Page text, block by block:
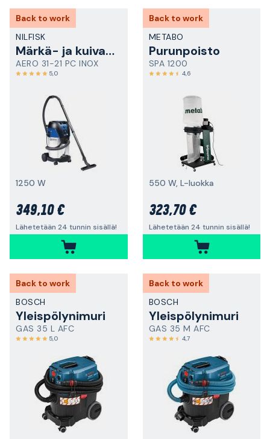
Back to work
NILFISK
Märkä- ja kuivaimuri
AERO 31-21 PC INOX
5,0
1250 W
349,10 €
Lähetetään 24 tunnin sisällä!
Back to work
METABO
Purunpoisto
SPA 1200
4,6
550 W, L-luokka
323,70 €
Lähetetään 24 tunnin sisällä!
Back to work
BOSCH
Yleispölynimuri
GAS 35 L AFC
5,0
Back to work
BOSCH
Yleispölynimuri
GAS 35 M AFC
4,7